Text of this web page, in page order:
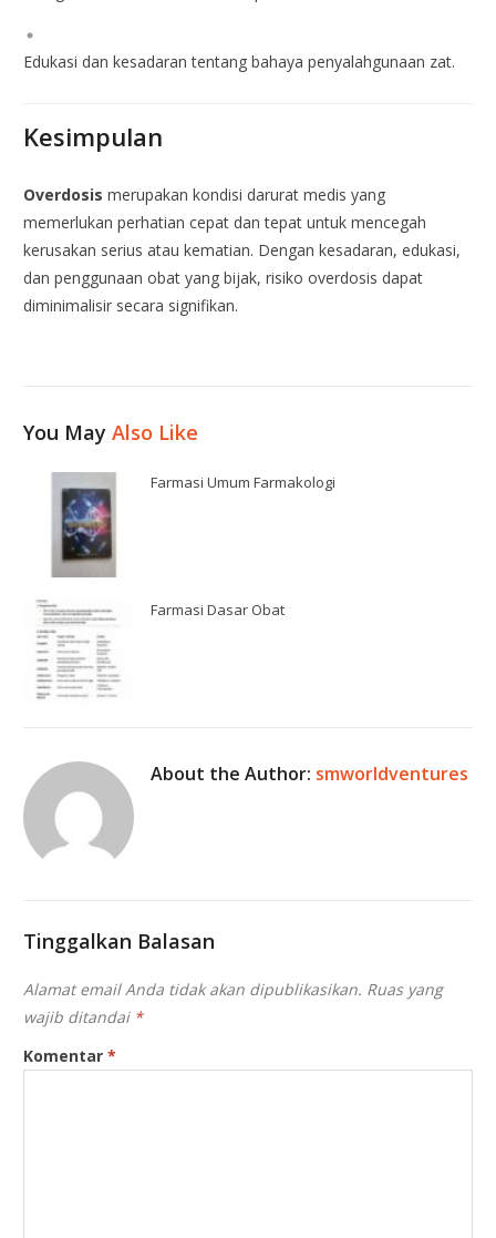
Edukasi dan kesadaran tentang bahaya penyalahgunaan zat.
Kesimpulan
Overdosis merupakan kondisi darurat medis yang
memerlukan perhatian cepat dan tepat untuk mencegah
kerusakan serius atau kematian. Dengan kesadaran, edukasi,
dan penggunaan obat yang bijak, risiko overdosis dapat
diminimalisir secara signifikan.
You MayAlso Like
Farmasi Umum Farmakologi
Farmasi Dasar Obat
About the Author: smworldventures
Tinggalkan Balasan
Alamat email Anda tidak akan dipublikasikan. Ruas yang
wajib ditandai *
Komentar*